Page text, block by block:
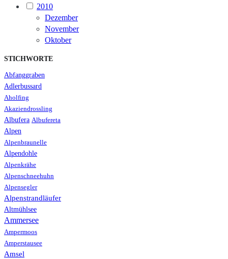
2010
Dezember
November
Oktober
STICHWORTE
Abfanggraben
Adlerbussard
Aholfing
Akaziendrossling
Albufera Albufereta
Alpen
Alpenbraunelle
Alpendohle
Alpenkrähe
Alpenschneehuhn
Alpensegler
Alpenstrandläufer
Altmühlsee
Ammersee
Ampermoos
Amperstausee
Amsel